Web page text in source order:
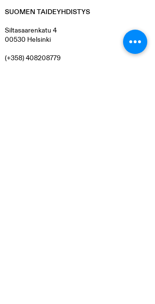
SUOMEN TAIDEYHDISTYS
Siltasaarenkatu 4
00530 Helsinki
(+358)408208779